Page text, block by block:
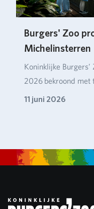
Burgers' Zoo
Michelinsterren
Koninklijke
2026 bekroond
11 juni 2026